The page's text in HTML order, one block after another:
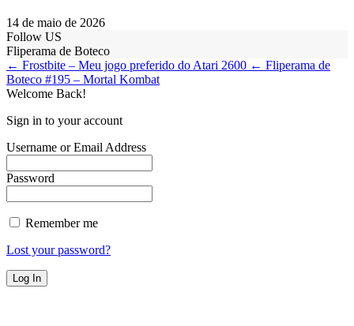
14 de maio de 2026
Follow US
Fliperama de Boteco
← Frostbite – Meu jogo preferido do Atari 2600 ← Fliperama de
Boteco #195 – Mortal Kombat
Welcome Back!
Sign in to your account
Username or Email Address
Password
Remember me
Lost your password?